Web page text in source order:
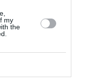
my
the
Bobby Brown»,
ως απάντηση
εμφάνισή της,